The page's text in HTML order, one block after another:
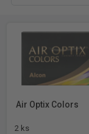
Air Optix Colors
2 ks